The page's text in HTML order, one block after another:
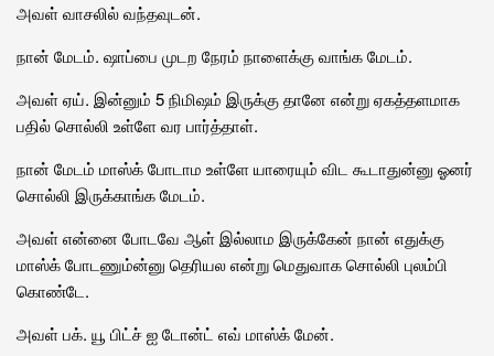
அவள் வாசலில் வந்தவுடன்.
நான் மேடம். ஷாப்பை முடற நேரம் நாளைக்கு வாங்க மேடம்.
அவள் ஏய். இன்னும் 5 நிமிஷம் இருக்கு தானே என்று ஏகத்தளமாக
பதில் சொல்லி உள்ளே வர பார்த்தாள்.
நான் மேடம் மாஸ்க் போடாம உள்ளே யாரையும் விட கூடாதுன்னு ஓனர்
சொல்லி இருக்காங்க மேடம்.
அவள் என்னை போடவே ஆள் இல்லாம இருக்கேன் நான் எதுக்கு
மாஸ்க் போடணும்ன்னு தெரியல என்று மெதுவாக சொல்லி புலம்பி
கொண்டே.
அவள் பக். யூ பிட்ச் ஐ டோன்ட் எவ் மாஸ்க் மேன்.